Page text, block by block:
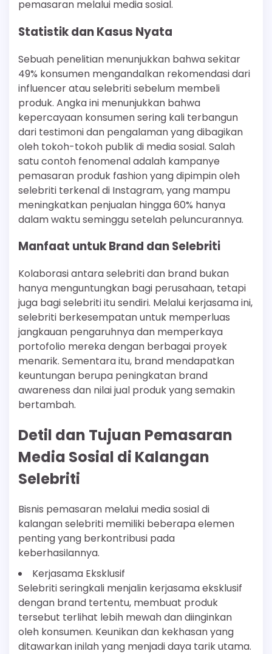
pemasaran melalui media sosial.
Statistik dan Kasus Nyata
Sebuah penelitian menunjukkan bahwa sekitar
49% konsumen mengandalkan rekomendasi dari
influencer atau selebriti sebelum membeli
produk. Angka ini menunjukkan bahwa
kepercayaan konsumen sering kali terbangun
dari testimoni dan pengalaman yang dibagikan
oleh tokoh-tokoh publik di media sosial. Salah
satu contoh fenomenal adalah kampanye
pemasaran produk fashion yang dipimpin oleh
selebriti terkenal di Instagram, yang mampu
meningkatkan penjualan hingga 60% hanya
dalam waktu seminggu setelah peluncurannya.
Manfaat untuk Brand dan Selebriti
Kolaborasi antara selebriti dan brand bukan
hanya menguntungkan bagi perusahaan, tetapi
juga bagi selebriti itu sendiri. Melalui kerjasama ini,
selebriti berkesempatan untuk memperluas
jangkauan pengaruhnya dan memperkaya
portofolio mereka dengan berbagai proyek
menarik. Sementara itu, brand mendapatkan
keuntungan berupa peningkatan brand
awareness dan nilai jual produk yang semakin
bertambah.
Detil dan Tujuan Pemasaran
Media Sosial di Kalangan
Selebriti
Bisnis pemasaran melalui media sosial di
kalangan selebriti memiliki beberapa elemen
penting yang berkontribusi pada
keberhasilannya.
Kerjasama Eksklusif
Selebriti seringkali menjalin kerjasama eksklusif
dengan brand tertentu, membuat produk
tersebut terlihat lebih mewah dan diinginkan
oleh konsumen. Keunikan dan kekhasan yang
ditawarkan inilah yang menjadi daya tarik utama.